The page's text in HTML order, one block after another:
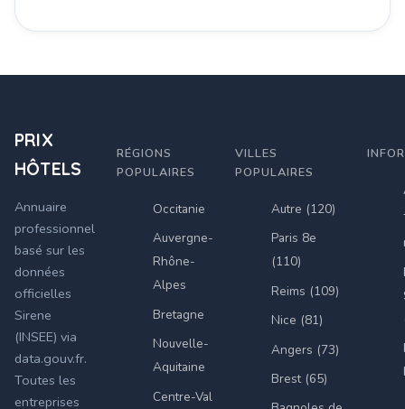
PRIX
HÔTELS
Annuaire
professionnel
basé sur les
données
officielles
Sirene
(INSEE) via
data.gouv.fr.
Toutes les
entreprises
RÉGIONS
POPULAIRES
Occitanie
Auvergne-
Rhône-
Alpes
Bretagne
Nouvelle-
Aquitaine
Centre-Val
VILLES
POPULAIRES
Autre (120)
Paris 8e
(110)
Reims (109)
Nice (81)
Angers (73)
Brest (65)